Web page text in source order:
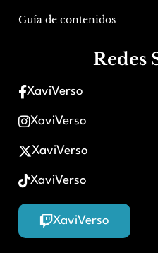
Guía de contenidos
Redes
XaviVerso
XaviVerso
XaviVerso
XaviVerso
XaviVerso